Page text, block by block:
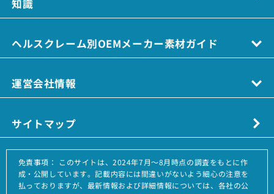
知識
ヘルスクレーム別OEMメーカー素材ガイド
運営会社情報
サイトマップ
免責事項：
このサイトは、2024年7月～8月時点の調査をもとに作
成・公開しています。記載内容には間違いがないよう細心の注意を
払っておりますが、最新情報および詳細情報については、各社の公